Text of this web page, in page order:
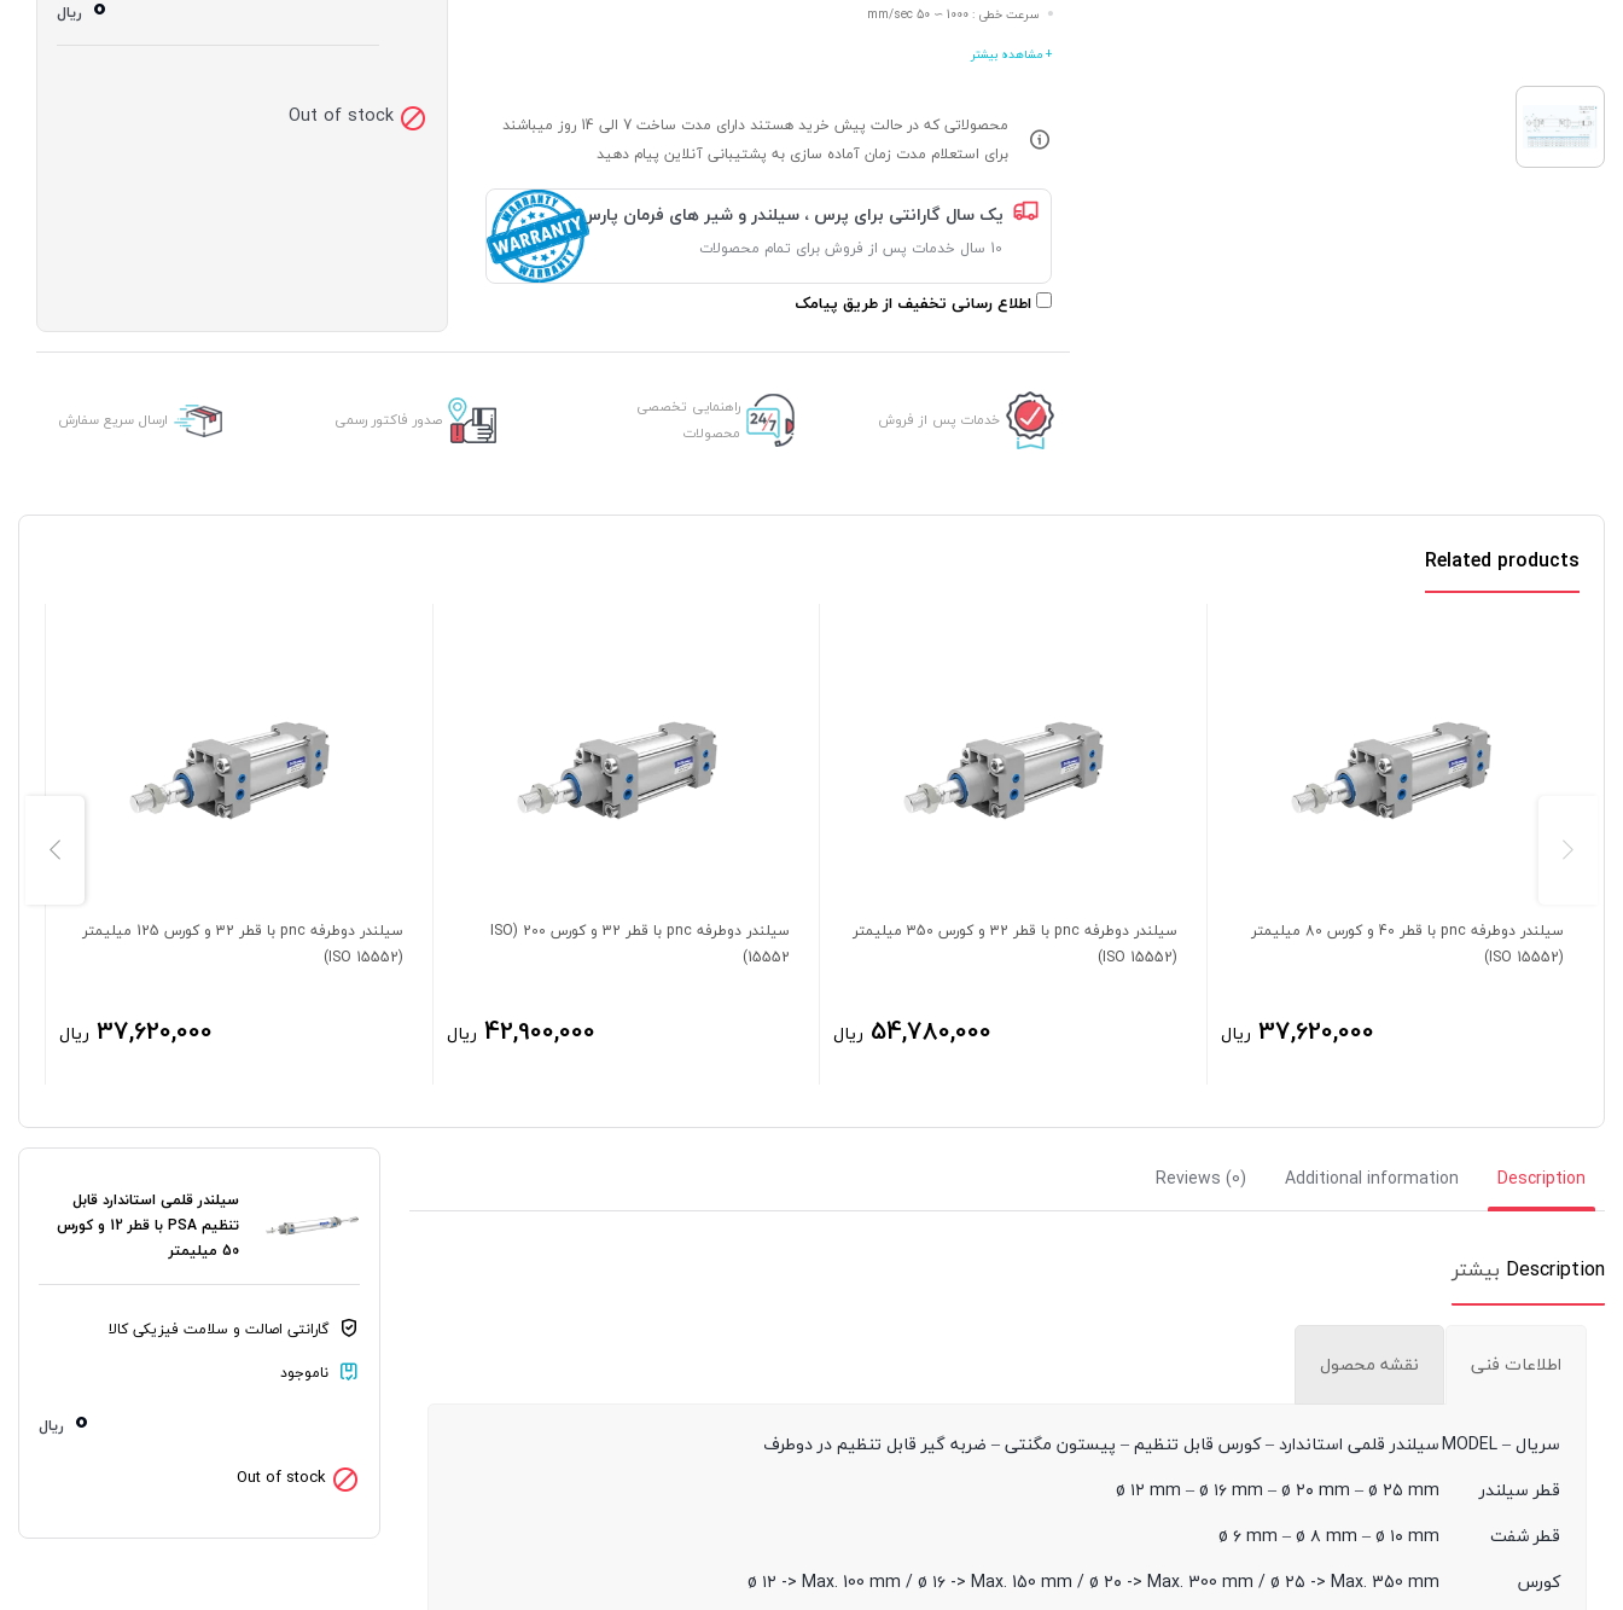
سرعت خطی : 1000 ∼ 50 mm/sec
+ مشاهده بیشتر
محصولاتی که در حالت پیش خرید هستند دارای مدت ساخت 7 الی 14 روز میباشند
برای استعلام مدت زمان آماده سازی به پشتیبانی آنلاین پیام دهید
یک سال گارانتی برای پرس ، سیلندر و شیر های فرمان پارس
10 سال خدمات پس از فروش برای تمام محصولات
اطلاع رسانی تخفیف از طریق پیامک
ریال
Out of stock
خدمات پس از فروش
راهنمایی تخصصی
محصولات
صدور فاکتور رسمی ارسال سریع سفارش
Related products
سیلندر دوطرفه pnc با قطر 40 و کورس 80 میلیمتر
(ISO 15552)
37,620,000 ریال
سیلندر دوطرفه pnc با قطر 32 و کورس 350 میلیمتر
(ISO 15552)
54,780,000 ریال
سیلندر دوطرفه pnc با قطر 32 و کورس 200 (ISO
15552)
42,900,000 ریال
سیلندر دوطرفه pnc با قطر 32 و کورس 125 میلیمتر
(ISO 15552)
37,620,000 ریال
Description
Additional information
Reviews (0)
Description بیشتر
اطلاعات فنی نقشه محصول
سریال – MODEL
سیلندر قلمی استاندارد – کورس قابل تنظیم – پیستون مگنتی – ضربه گیر قابل تنظیم در دوطرف
قطر سیلندر
ø ۱۲ mm – ø ۱۶ mm – ø ۲۰ mm – ø ۲۵ mm
قطر شفت
ø ۶ mm – ø ۸ mm – ø ۱۰ mm
کورس
ø ۱۲ -> Max. 100 mm / ø ۱۶ -> Max. 150 mm / ø ۲۰ -> Max. 300 mm / ø ۲۵ -> Max. 350 mm
سیلندر قلمی استاندارد قابل
تنظیم PSA با قطر 12 و کورس
50 میلیمتر
گارانتی اصالت و سلامت فیزیکی کالا
ناموجود
0 ریال
Out of stock